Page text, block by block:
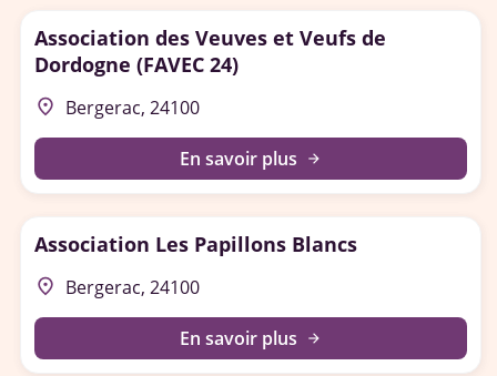
Association des Veuves et Veufs de
Dordogne (FAVEC 24)
place Bergerac, 24100
En savoir plus arrow_forward
Association Les Papillons Blancs
place Bergerac, 24100
En savoir plus arrow_forward